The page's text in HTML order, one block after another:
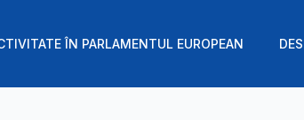
ÎN PARLAMENTUL EUROPEAN